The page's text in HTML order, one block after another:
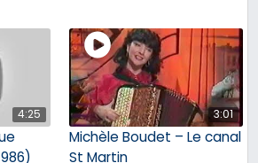
4:25 3:01
Michèle Boudet – Le canal
St Martin